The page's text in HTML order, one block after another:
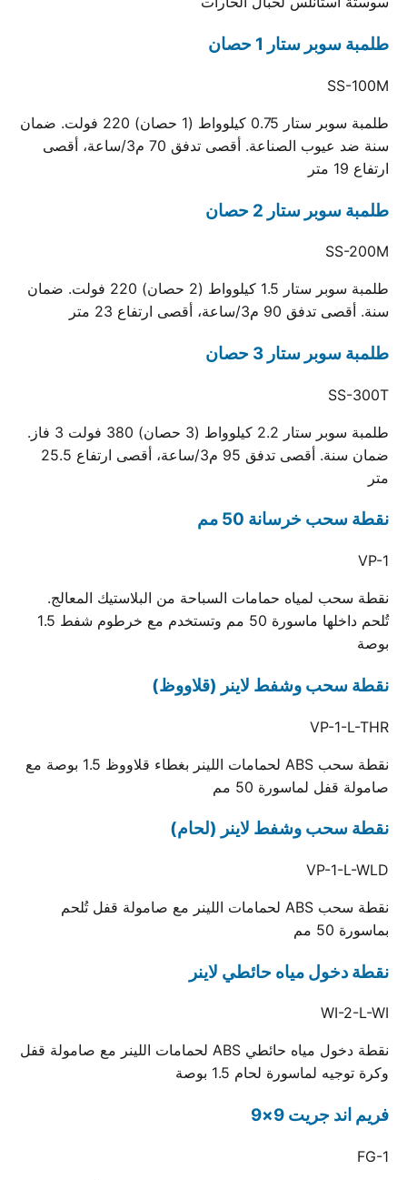
طلمبة سوبر ستار 1 حصان
SS-100M
طلمبة سوبر ستار 0.75 كيلوواط (1 حصان) 220 فولت. ضمان
سنة ضد عيوب الصناعة. أقصى تدفق 70 م3/ساعة، أقصى
ارتفاع 19 متر
طلمبة سوبر ستار 2 حصان
SS-200M
طلمبة سوبر ستار 1.5 كيلوواط (2 حصان) 220 فولت. ضمان
سنة. أقصى تدفق 90 م3/ساعة، أقصى ارتفاع 23 متر
طلمبة سوبر ستار 3 حصان
SS-300T
طلمبة سوبر ستار 2.2 كيلوواط (3 حصان) 380 فولت 3 فاز.
ضمان سنة. أقصى تدفق 95 م3/ساعة، أقصى ارتفاع 25.5
متر
نقطة سحب خرسانة 50 مم
VP-1
نقطة سحب لمياه حمامات السباحة من البلاستيك المعالج.
تُلحم داخلها ماسورة 50 مم وتستخدم مع خرطوم شفط 1.5
بوصة
نقطة سحب وشفط لاينر (قلاووظ)
VP-1-L-THR
نقطة سحب ABS لحمامات اللينر بغطاء قلاووظ 1.5 بوصة مع
صامولة قفل لماسورة 50 مم
نقطة سحب وشفط لاينر (لحام)
VP-1-L-WLD
نقطة سحب ABS لحمامات اللينر مع صامولة قفل تُلحم
بماسورة 50 مم
نقطة دخول مياه حائطي لاينر
WI-2-L-WI
نقطة دخول مياه حائطي ABS لحمامات اللينر مع صامولة قفل
وكرة توجيه لماسورة لحام 1.5 بوصة
فريم اند جريت 9×9
FG-1